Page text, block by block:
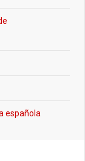
española